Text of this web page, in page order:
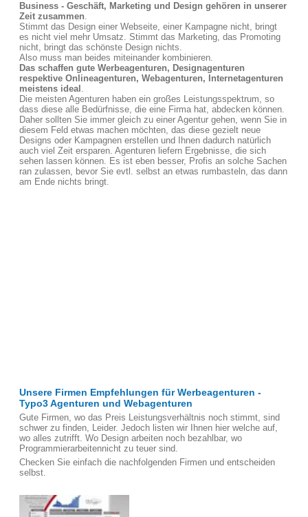
Business - Geschäft, Marketing und Design gehören in unserer
Zeit zusammen.
Stimmt das Design einer Webseite, einer Kampagne nicht, bringt
es nicht viel mehr Umsatz. Stimmt das Marketing, das Promoting
nicht, bringt das schönste Design nichts.
Also muss man beides miteinander kombinieren.
Das schaffen gute Werbeagenturen, Designagenturen
respektive Onlineagenturen, Webagenturen, Internetagenturen
meistens ideal .
Die meisten Agenturen haben ein großes Leistungsspektrum, so
dass diese alle Bedürfnisse, die eine Firma hat, abdecken können.
Daher sollten Sie immer gleich zu einer Agentur gehen, wenn Sie in
diesem Feld etwas machen möchten, das diese gezielt neue
Designs oder Kampagnen erstellen und Ihnen dadurch natürlich
auch viel Zeit ersparen. Agenturen liefern Ergebnisse, die sich
sehen lassen können. Es ist eben besser, Profis an solche Sachen
ran zulassen, bevor Sie evtl. selbst an etwas rumbasteln, das dann
am Ende nichts bringt.
Unsere Firmen Empfehlungen für Werbeagenturen -
Typo3 Agenturen und Webagenturen
Gute Firmen, wo das Preis Leistungsverhältnis noch stimmt, sind
schwer zu finden, Leider. Jedoch listen wir Ihnen hier welche auf,
wo alles zutrifft. Wo Design arbeiten noch bezahlbar, wo
Programmierarbeitennicht zu teuer sind.
Checken Sie einfach die nachfolgenden Firmen und entscheiden
selbst.